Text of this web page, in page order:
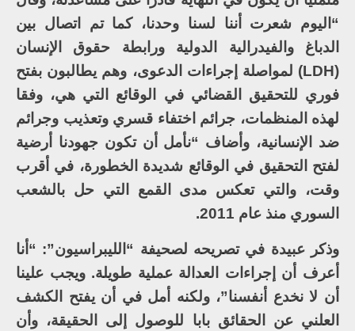
“اليوم شعرت أننا لسنا وحدنا، كما تم اتصال بين
الدباغ والفيدرالية الدولية ورابطة حقوق الإنسان
(LDH) لمواصلة إجراءات الدعوى، وهم يطالبون بفتح
فوري للتحقيق القضائي في الوقائع التي هي، وفقا
لهذه المنظمات، جرائم اختفاء قسري وتعذيب وجرائم
ضد الإنسانية، وأضاف “نأمل أن تكون جهودنا أرضية
لفتح التحقيق في الوقائع شديدة الخطورة، في أقرب
وقت، والتي تعكس مدى القمع التي حل بالشعب
السوري منذ عام 2011.
وذكر عبيدة في تصريحه لصحيفة “الليبراسيون”: “أنا
أعرف أن إجراءات العدالة عملية طويلة. ويجب علينا
أن لا نخدع أنفسنا”، ولكنه أمل في أن يفتح الكشف
العلني عن الحقائق بابا للوصول إلى الحقيقة، وأن